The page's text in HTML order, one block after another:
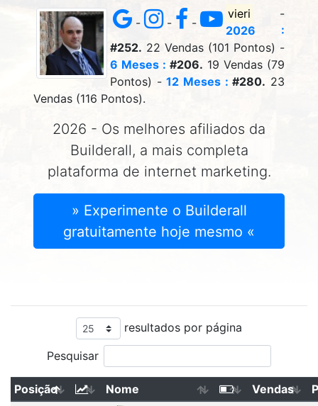
- - -
vieri
-
2026 :
#252. 22 Vendas (101 Pontos) -
6 Meses : #206. 19 Vendas (79
Pontos) -12 Meses : #280. 23
Vendas (116 Pontos).
2026 - Os melhores afiliados da
Builderall, a mais completa
plataforma de internet marketing.
» Experimente o Builderall
gratuitamente hoje mesmo «
resultados por página
Pesquisar
Posição Nome Vendas